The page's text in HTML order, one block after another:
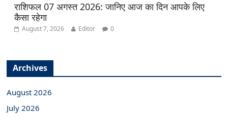
राशिफल 07 अगस्त 2026: जानिए आज का दिन आपके लिए
कैसा रहेगा
August 7, 2026 Editor 0
Archives
August 2026
July 2026